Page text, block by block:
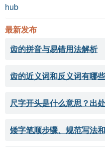
hub
最新发布
齿的拼音与易错用法解析
齿的近义词和反义词有哪
尺字开头是什么意思？出
矮字笔顺步骤、规范写法